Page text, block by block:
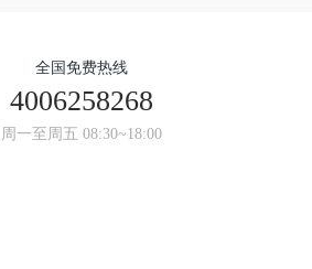
全国免费热线
4006258268
周一至周五 08:30~18:00